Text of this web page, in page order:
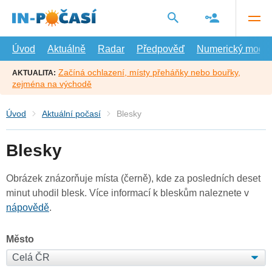
hlavní
Úvod
Aktuálně Radar Předpověď Numerický model
AKTUALITA: Začíná ochlazení, místy přeháňky nebo bouřky,
zejména na východě
Úvod Aktuální počasí Blesky
Blesky
Obrázek znázorňuje místa (černě), kde za posledních deset
minut uhodil blesk. Více informací k bleskům naleznete v
nápovědě.
Město